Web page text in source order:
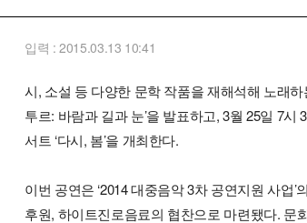
입력 : 2015.03.13 10:41
시, 소설 등 다양한 문학 작품을 재해석해 노래
투르: 바람과 길과 눈’을 발표하고, 3월 25일 7
서트 ‘다시, 봄’을 개최한다.
이번 공연은 ‘2014 대중음악 3차 공연지원 사업
후원, 하이트진로음료의 협찬으로 마련됐다. 문